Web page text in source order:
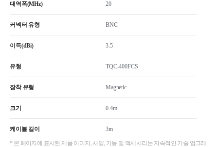
대역폭(MHz) 20
커넥터 유형 BNC
이득(dBi) 3.5
유형 TQC-400FCS
장착 유형 Magnetic
크기 0.4m
케이블 길이 3m
* 본 페이지에 표시된 제품 이미지, 사양, 기능 및 액세서리는 지속적인 기술 업그레